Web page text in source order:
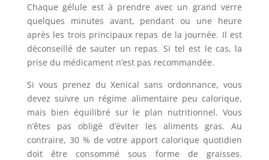
Chaque gélule est à prendre avec un grand verre
quelques minutes avant, pendant ou une heure
après les trois principaux repas de la journée. Il est
déconseillé de sauter un repas. Si tel est le cas, la
prise du médicament n’est pas recommandée.
Si vous prenez du Xenical sans ordonnance, vous
devez suivre un régime alimentaire peu calorique,
mais bien équilibré sur le plan nutritionnel. Vous
n’êtes pas obligé d’éviter les aliments gras. Au
contraire, 30 % de votre apport calorique quotidien
doit être consommé sous forme de graisses.